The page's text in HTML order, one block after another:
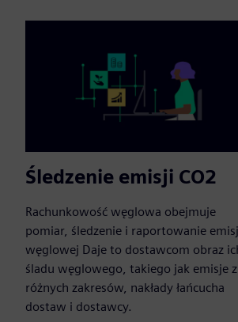
Śledzenie emisji CO2
Rachunkowość węglowa obejmuje
pomiar, śledzenie i raportowanie
węglowej Daje to dostawcom obraz
śladu węglowego, takiego jak emisje z
różnych zakresów, nakłady łańcucha
dostaw i dostawcy.